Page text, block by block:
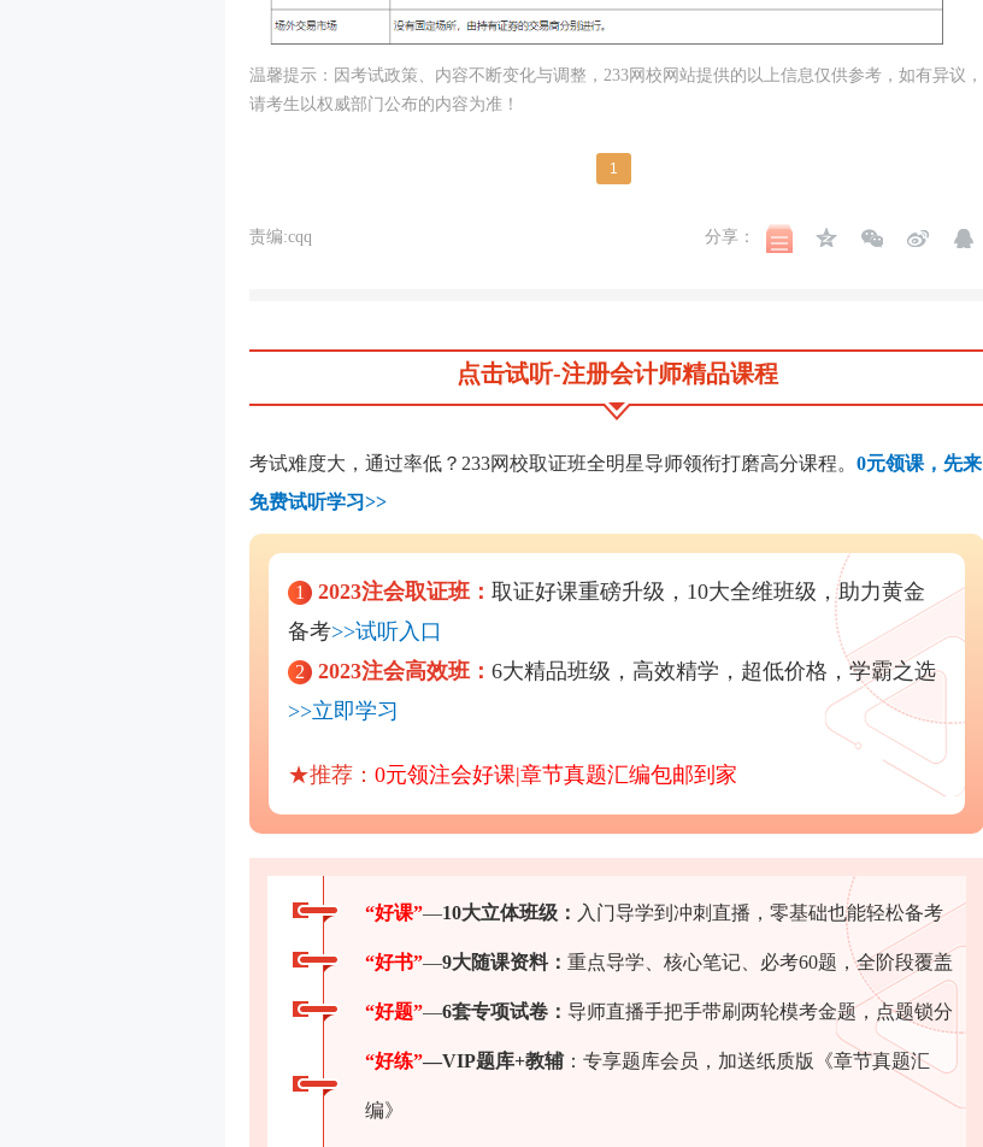
温馨提示：因考试政策、内容不断变化与调整，233网校网站提供的以上信息仅供参考，如有异议，
请考生以权威部门公布的内容为准！
1
责编:cqq 分享：
点击试听-注册会计师精品课程
考试难度大，通过率低？233网校取证班全明星导师领衔打磨高分课程。 0元领课，先来
免费试听学习>>
1 2023注会取证班： 取证好课重磅升级，10大全维班级，助力黄金
备考>>试听入口
2 2023注会高效班： 6大精品班级，高效精学，超低价格，学霸之选
>>立即学习
★推荐： 0元领注会好课|章节真题汇编包邮到家
“好课”—10大立体班级： 入门导学到冲刺直播，零基础也能轻松备考
“好书”—9大随课资料： 重点导学、核心笔记、必考60题，全阶段覆盖
“好题”—6套专项试卷 ： 导师直播手把手带刷两轮模考金题，点题锁分
“好练”—VIP题库+教辅 ：专享题库会员，加送纸质版《章节真题汇
编》